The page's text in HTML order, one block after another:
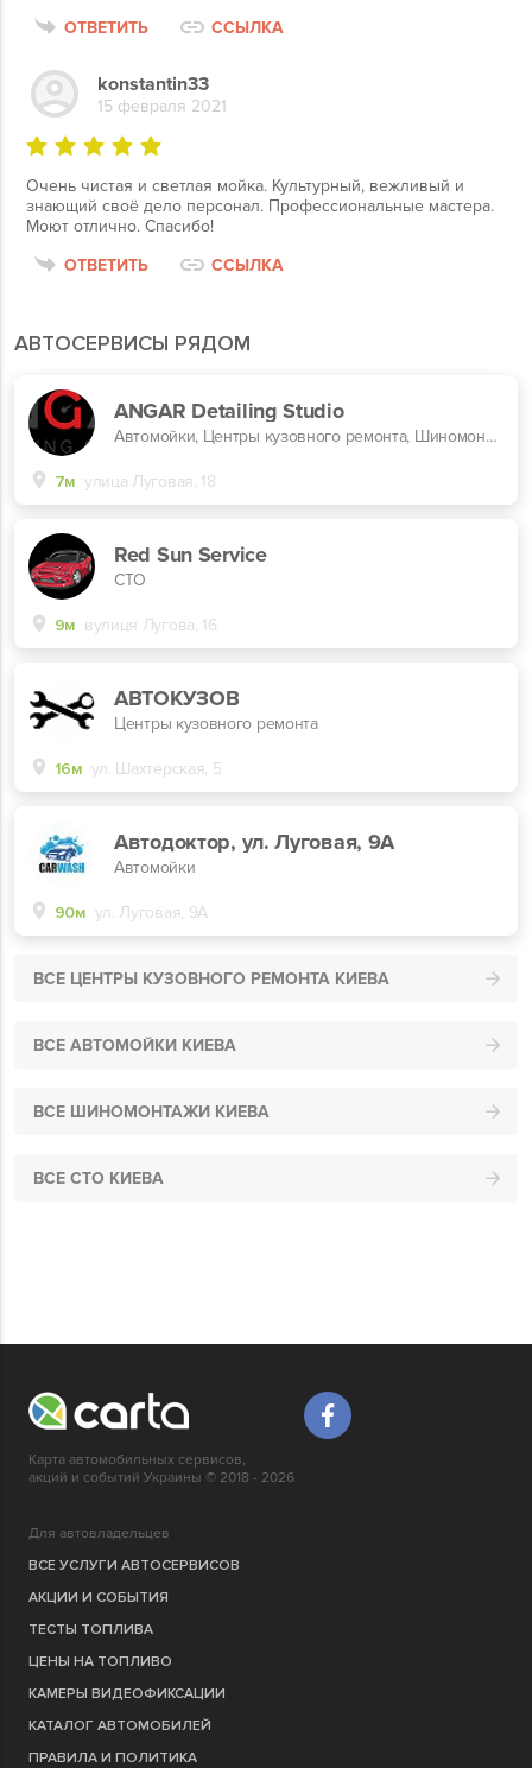
АВТОСЕРВИСЫ РЯДОМ
ANGAR Detailing Studio
Автомойки, Центры кузовного ремонта, Шиномонтажи
7м улица Луговая, 18
Red Sun Service
СТО
9м вулиця Лугова, 16
АВТОКУЗОВ
Центры кузовного ремонта
16м ул. Шахтерская, 5
Автодоктор, ул. Луговая, 9А
Автомойки
90м ул. Луговая, 9А
ВСЕ ЦЕНТРЫ КУЗОВНОГО РЕМОНТА КИЕВА
ВСЕ АВТОМОЙКИ КИЕВА
ВСЕ ШИНОМОНТАЖИ КИЕВА
ВСЕ СТО КИЕВА
ОТВЕТИТЬ
ССЫЛКА
konstantin33
15 февраля 2021
Очень чистая и светлая мойка. Культурный, вежливый и
знающий своё дело персонал. Профессиональные мастера.
Моют отлично. Спасибо!
ОТВЕТИТЬ
ССЫЛКА
Карта автомобильных сервисов,
акций и событий Украины © 2018 - 2026
Для автовладельцев
ВСЕ УСЛУГИ АВТОСЕРВИСОВ
АКЦИИ И СОБЫТИЯ
ТЕСТЫ ТОПЛИВА
ЦЕНЫ НА ТОПЛИВО
КАМЕРЫ ВИДЕОФИКСАЦИИ
КАТАЛОГ АВТОМОБИЛЕЙ
ПРАВИЛА И ПОЛИТИКА